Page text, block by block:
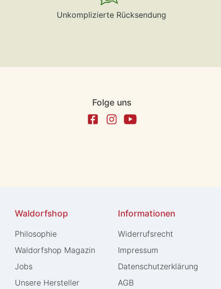
Unkomplizierte Rücksendung
Folge uns
Waldorfshop
Philosophie
Waldorfshop Magazin
Jobs
Unsere Hersteller
Informationen
Widerrufs­recht
Impressum
Daten­schutz­erklärung
AGB